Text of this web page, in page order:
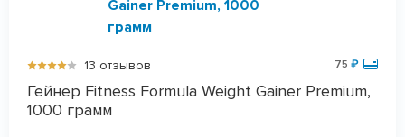
13 отзывов 75 ₽
Гейнер Fitness Formula Weight Gainer Premium,
1000 грамм